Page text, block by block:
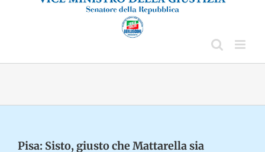
Pisa: Sisto, giusto che Mattarella sia